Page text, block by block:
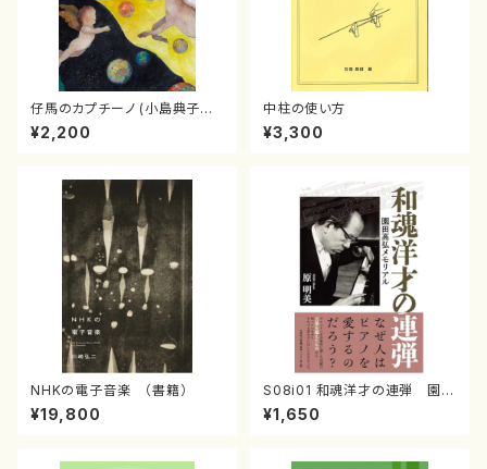
仔馬のカプチーノ (小島典子／
書籍)
¥2,200
中柱の使い方
¥3,300
NHKの電子音楽 （書籍）
¥19,800
S08i01 和魂洋才の連弾 園田
高弘メモリアル （原明美/書籍）
¥1,650